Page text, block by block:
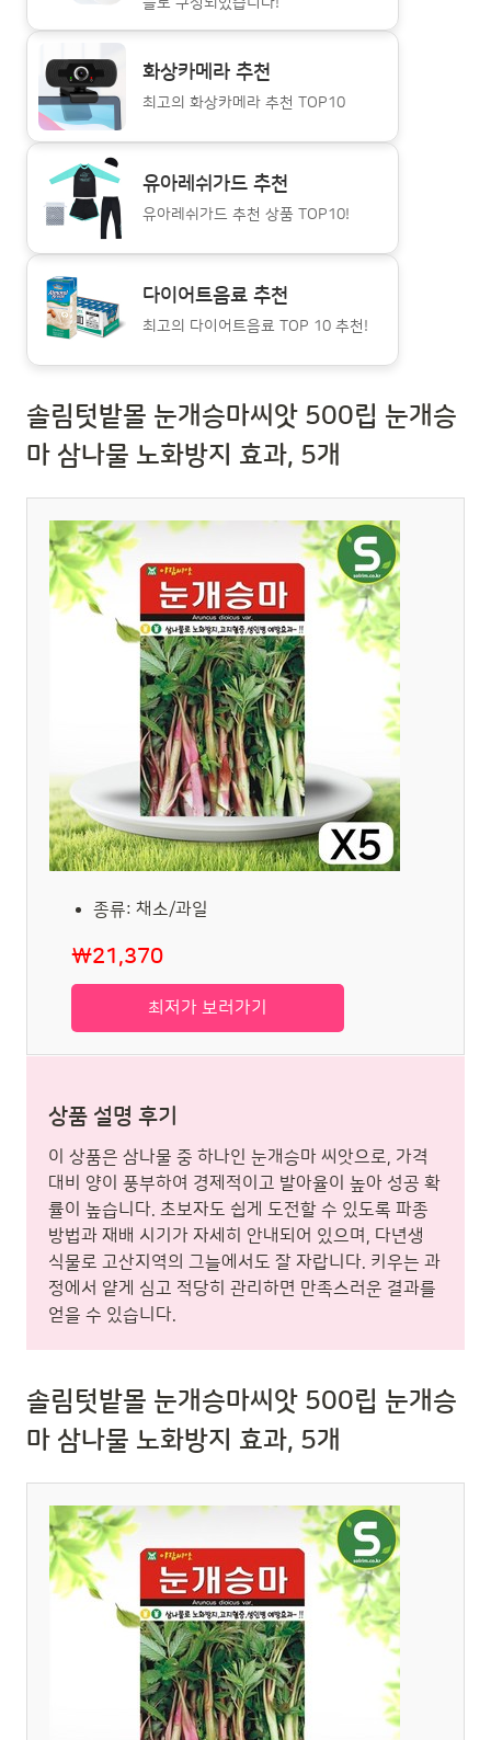
화상카메라 추천
최고의 화상카메라 추천 TOP10
유아레쉬가드 추천
유아레쉬가드 추천 상품 TOP10!
다이어트음료 추천
최고의 다이어트음료 TOP 10 추천!
솔림텃밭몰 눈개승마씨앗 500립 눈개승
마 삼나물 노화방지 효과, 5개
종류: 채소/과일
₩21,370
최저가 보러가기
상품 설명 후기
이 상품은 삼나물 중 하나인 눈개승마 씨앗으로, 가격
대비 양이 풍부하여 경제적이고 발아율이 높아 성공 확
률이 높습니다. 초보자도 쉽게 도전할 수 있도록 파종
방법과 재배 시기가 자세히 안내되어 있으며, 다년생
식물로 고산지역의 그늘에서도 잘 자랍니다. 키우는 과
정에서 얕게 심고 적당히 관리하면 만족스러운 결과를
얻을 수 있습니다.
솔림텃밭몰 눈개승마씨앗 500립 눈개승
마 삼나물 노화방지 효과, 5개